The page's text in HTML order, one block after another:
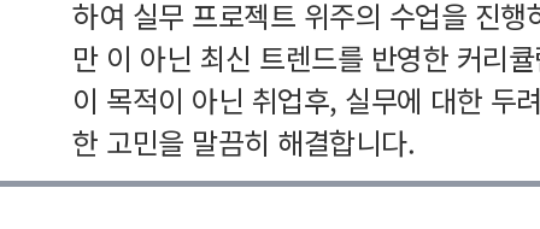
하여 실무 프로젝트 위주의 수업을 진
만 이 아닌 최신 트렌드를 반영한 커리
이 목적이 아닌 취업후, 실무에 대한 두
한 고민을 말끔히 해결합니다.